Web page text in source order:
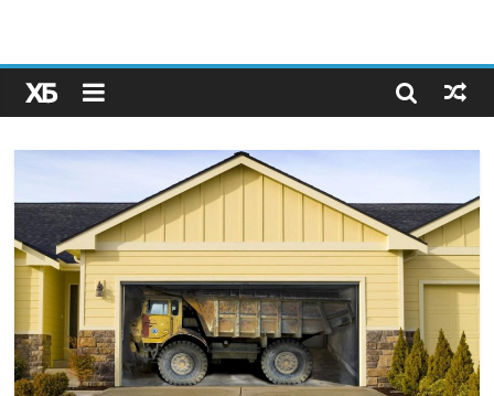
Секрет супергидратации: почему кокосовая вода с
пребиотиками становится главным трендом
здорового питания